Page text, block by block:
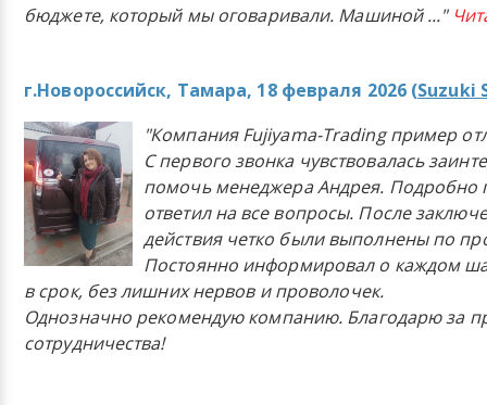
бюджете, который мы оговаривали. Машиной..."
г.Новороссийск, Тамара, 18 февраля 2026 (Suzuki
"Компания Fujiyama-Trading пример
С первого звонка чувствовалась
помочь менеджера Андрея. Подробно
ответил на все вопросы. После
действия четко были выполнены по
Постоянно информировал о каждом
в срок, без лишних нервов и проволочек.
Однозначно рекомендую компанию. Благодарю за
сотрудничества!